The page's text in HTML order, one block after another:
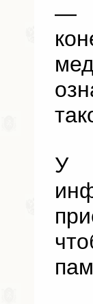
—
У